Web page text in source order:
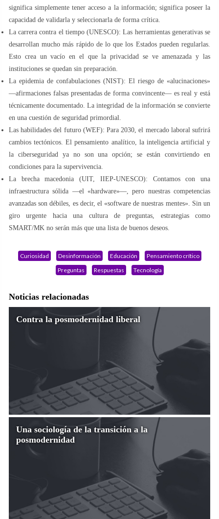
significa simplemente tener acceso a la información; significa poseer la
capacidad de validarla y seleccionarla de forma crítica.
La carrera contra el tiempo (UNESCO): Las herramientas generativas se
desarrollan mucho más rápido de lo que los Estados pueden regularlas.
Esto crea un vacío en el que la privacidad se ve amenazada y las
instituciones se quedan sin preparación.
La epidemia de confabulaciones (NIST): El riesgo de «alucinaciones»
—afirmaciones falsas presentadas de forma convincente— es real y está
técnicamente documentado. La integridad de la información se convierte
en una cuestión de seguridad primordial.
Las habilidades del futuro (WEF): Para 2030, el mercado laboral sufrirá
cambios tectónicos. El pensamiento analítico, la inteligencia artificial y
la ciberseguridad ya no son una opción; se están convirtiendo en
condiciones para la supervivencia.
La brecha macedonia (UIT, IIEP-UNESCO): Contamos con una
infraestructura sólida —el «hardware»—, pero nuestras competencias
avanzadas son débiles, es decir, el «software de nuestras mentes». Sin un
giro urgente hacia una cultura de preguntas, estrategias como
SMART/MK no serán más que una lista de buenos deseos.
Curiosidad Desinformación Educación
Pensamiento crítico
Preguntas
Respuestas Tecnología
Noticias relacionadas
Contra la posmodernidad liberal
Una sociología de la transición a la
posmodernidad